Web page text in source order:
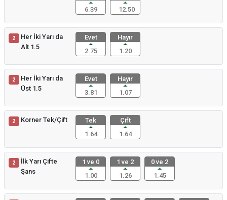
6.39
12.50
2
Her İki Yarı da
Alt 1.5
Evet
2.75
Hayır
1.20
2
Her İki Yarı da
Üst 1.5
Evet
3.81
Hayır
1.07
2 Korner Tek/Çift
Tek
1.64
Çift
1.64
2
İlk Yarı Çifte
Şans
1 ve 0
1.00
1 ve 2
1.26
0 ve 2
1.45